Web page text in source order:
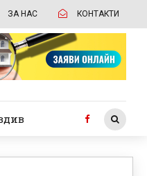
ЗА НАС КОНТАКТИ